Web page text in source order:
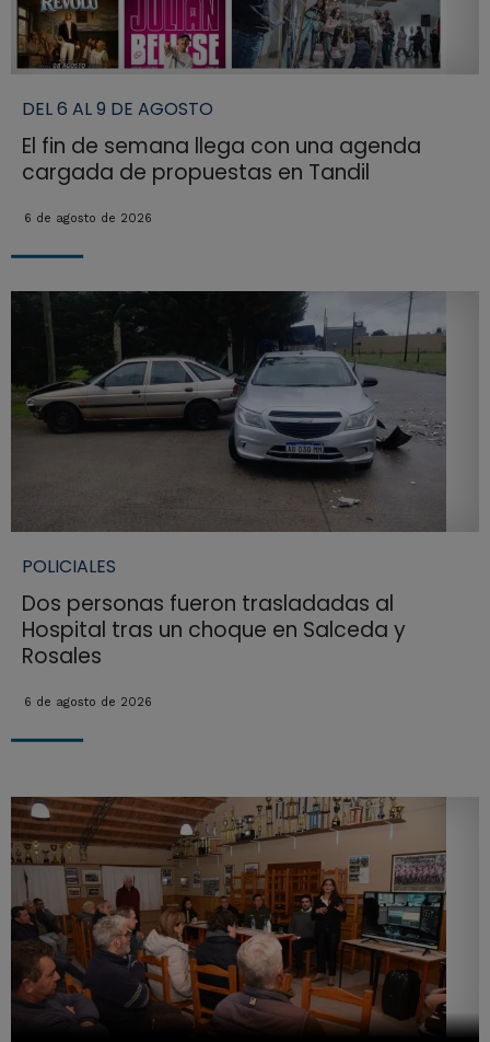
DEL 6 AL 9 DE AGOSTO
El fin de semana llega con una agenda
cargada de propuestas en Tandil
6 de agosto de 2026
POLICIALES
Dos personas fueron trasladadas al
Hospital tras un choque en Salceda y
Rosales
6 de agosto de 2026